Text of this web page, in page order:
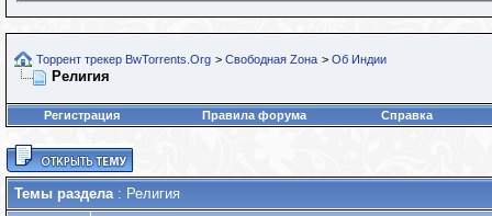
Торрент трекер BwTorrents.Org > Свободная Zона > Об Индии
Религия
Регистрация Правила форума Справка
Темы раздела: Религия